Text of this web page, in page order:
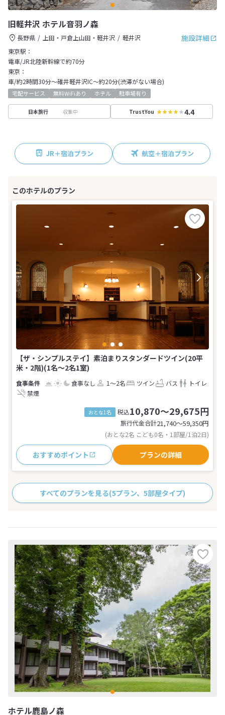
旧軽井沢 ホテル音羽ノ森
施設詳細
長野県 上田・戸倉上山田・軽井沢
軽井沢
東京駅：
電車/JR北陸新幹線で約70分
東京：
車/約2時間30分～碓井軽井沢IC～約20分(渋滞がない場合)
宅配サービス 無料WiFiあり ホテル 駐車場有り
日本旅行 収集中 TrustYou 4.4
JR＋宿泊プラン 航空＋宿泊プラン
【ザ・シンプルステイ】素泊まりスタンダードツイン(20平
米・2階)(1名～2名1室)
食事なし 1～2名 ツイン バス
トイレ
禁煙
おとな1名 税込10,870～29,675円
旅行代金合計21,740〜59,350円
(おとな2名 こども0名・1部屋/1泊2日)
おすすめポイント プランの詳細
すべてのプランを見る(5プラン、5部屋タイプ)
ホテル鹿島ノ森